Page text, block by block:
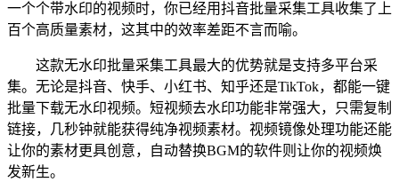
一个个带水印的视频时，你已经用抖音批量采集工具收集了上
百个高质量素材，这其中的效率差距不言而喻。
这款无水印批量采集工具最大的优势就是支持多平台采
集。无论是抖音、快手、小红书、知乎还是TikTok，都能一键
批量下载无水印视频。短视频去水印功能非常强大，只需复制
链接，几秒钟就能获得纯净视频素材。视频镜像处理功能还能
让你的素材更具创意，自动替换BGM的软件则让你的视频焕
发新生。